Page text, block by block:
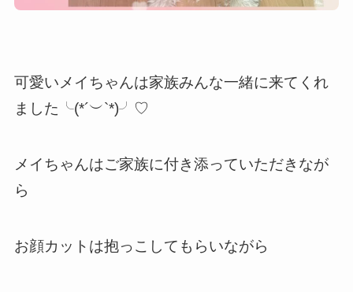
可愛いメイちゃんは家族みんな一緒に来てくれ
ました╰(*´︶`*)╯♡
メイちゃんはご家族に付き添っていただきなが
ら
お顔カットは抱っこしてもらいながら